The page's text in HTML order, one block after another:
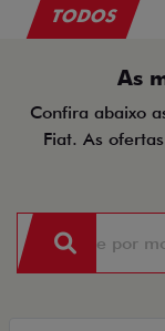
TODOS
As
Confira abaixo
Fiat. As